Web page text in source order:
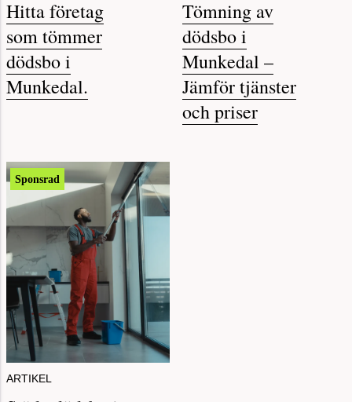
Hitta företag
som tömmer
dödsbo i
Munkedal.
Tömning av
dödsbo i
Munkedal –
Jämför tjänster
och priser
Sponsrad